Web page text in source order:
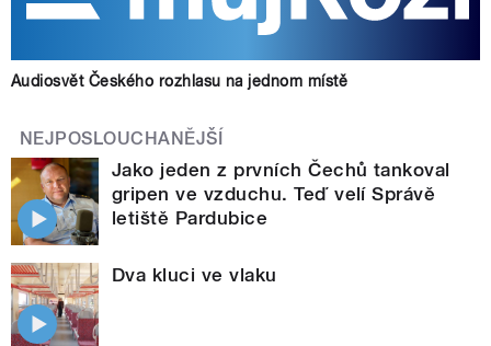
Audiosvět Českého rozhlasu na jednom místě
NEJPOSLOUCHANĚJŠÍ
Jako jeden z prvních Čechů tankoval
gripen ve vzduchu. Teď velí Správě
letiště Pardubice
Dva kluci ve vlaku